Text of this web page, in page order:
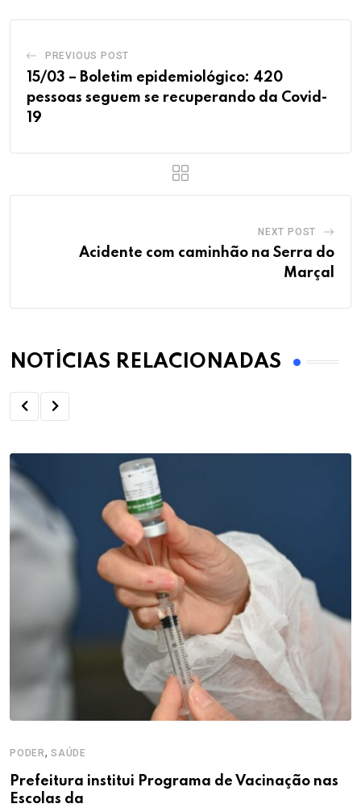
PREVIOUS POST
15/03 – Boletim epidemiológico: 420
pessoas seguem se recuperando da Covid-
19
NEXT POST
Acidente com caminhão na Serra do
Marçal
NOTÍCIAS RELACIONADAS
PODER, SAÚDE
Prefeitura institui Programa de Vacinação nas
Escolas da